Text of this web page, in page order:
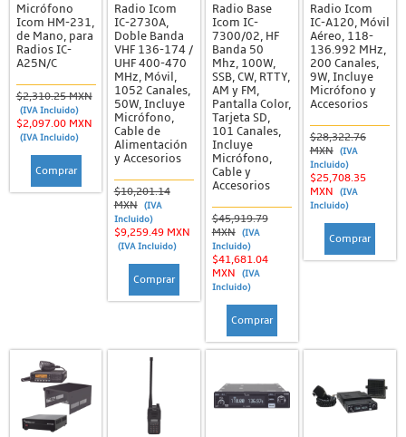
Micrófono
Icom HM-231,
de Mano, para
Radios IC-
A25N/C
$2,310.25 MXN
(IVA Incluido)
$2,097.00 MXN
(IVA Incluido)
Comprar
Radio Icom
IC-2730A,
Doble Banda
VHF 136-174 /
UHF 400-470
MHz, Móvil,
1052 Canales,
50W, Incluye
Micrófono,
Cable de
Alimentación
y Accesorios
$10,201.14
MXN
(IVA
Incluido)
$9,259.49 MXN
(IVA Incluido)
Comprar
Radio Base
Icom IC-
7300/02, HF
Banda 50
Mhz, 100W,
SSB, CW, RTTY,
AM y FM,
Pantalla Color,
Tarjeta SD,
101 Canales,
Incluye
Micrófono,
Cable y
Accesorios
$45,919.79
MXN
(IVA
Incluido)
$41,681.04
MXN
(IVA
Incluido)
Comprar
Radio Icom
IC-A120, Móvil
Aéreo, 118-
136.992 MHz,
200 Canales,
9W, Incluye
Micrófono y
Accesorios
$28,322.76
MXN
(IVA
Incluido)
$25,708.35
MXN
(IVA
Incluido)
Comprar